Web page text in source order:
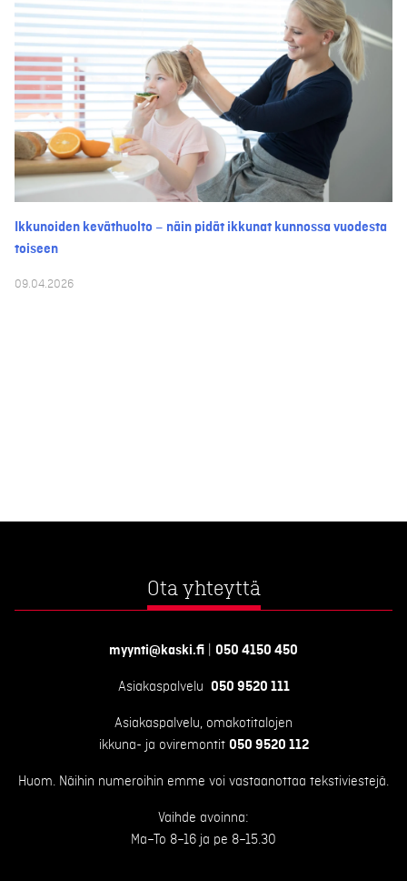
Ikkunoiden keväthuolto – näin pidät ikkunat kunnossa vuodesta
toiseen
09.04.2026
Ota yhteyttä
myynti@kaski.fi 050 4150 450
Asiakaspalvelu 050 9520 111
Asiakaspalvelu, omakotitalojen
ikkuna- ja oviremontit 050 9520 112
Huom. Näihin numeroihin emme voi vastaanottaa tekstiviestejä.
Vaihde avoinna:
Ma–To 8–16 ja pe 8–15.30